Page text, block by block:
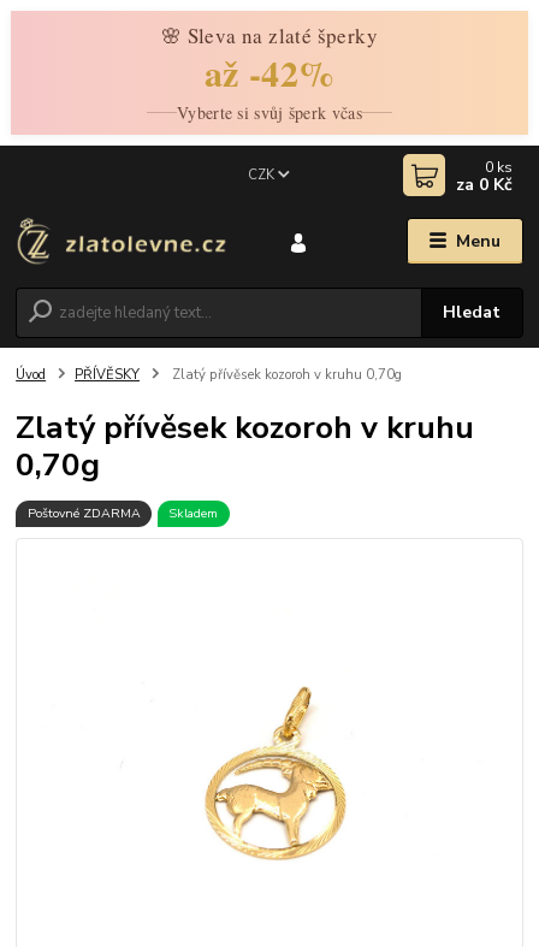
🌸 Sleva na zlaté šperky
až -42%
Vyberte si svůj šperk včas
Menu
CZK
Hledat
0 ks
za 0 Kč
Úvod PŘÍVĚSKY Zlatý přívěsek kozoroh v kruhu 0,70g
Zlatý přívěsek kozoroh v kruhu
0,70g
Poštovné ZDARMA Skladem